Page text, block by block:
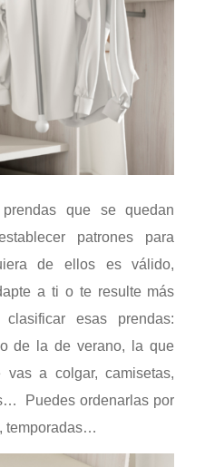
que se quedan
patrones para
de ellos es válido,
a ti o te resulte más
esas prendas:
de la de verano, la que
a colgar, camisetas,
Puedes ordenarlas por
temporadas…